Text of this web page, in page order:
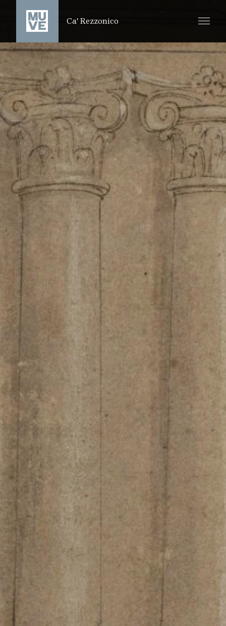
SALTA AL CONTENUTO PRINCIPALE
Ca' Rezzonico